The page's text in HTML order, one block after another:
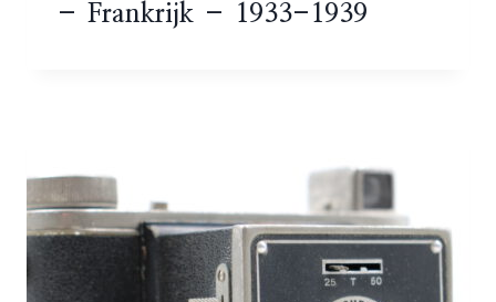
– Frankrijk – 1933-1939